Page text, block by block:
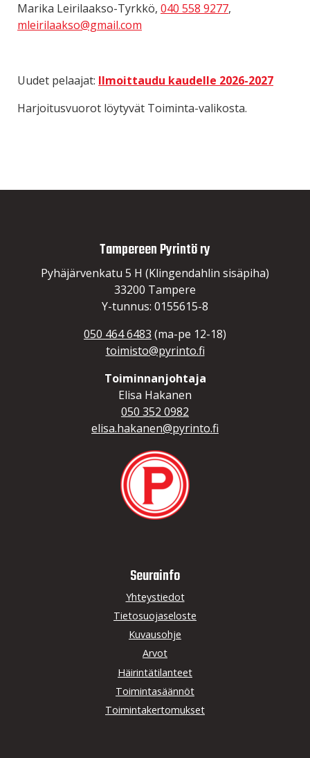
Marika Leirilaakso-Tyrkkö, 040 558 9277,
mleirilaakso@gmail.com
Uudet pelaajat: Ilmoittaudu kaudelle 2026-2027
Harjoitusvuorot löytyvät Toiminta-valikosta.
Tampereen Pyrintö ry
Pyhäjärvenkatu 5 H (Klingendahlin sisäpiha)
33200 Tampere
Y-tunnus: 0155615-8
050 464 6483 (ma-pe 12-18)
toimisto@pyrinto.fi
Toiminnanjohtaja
Elisa Hakanen
050 352 0982
elisa.hakanen@pyrinto.fi
Seurainfo
Yhteystiedot
Tietosuojaseloste
Kuvausohje
Arvot
Häirintätilanteet
Toimintasäännöt
Toimintakertomukset